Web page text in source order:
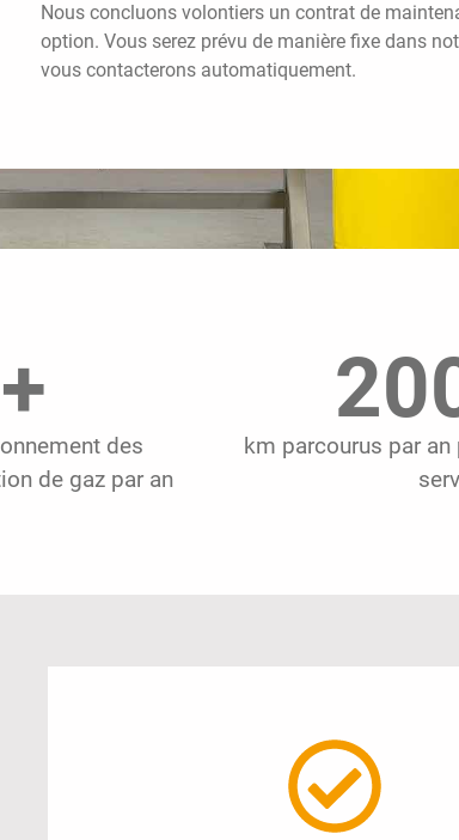
Nous concluons volontiers un contrat de
option. Vous serez prévu de manière fixe dans
vous contacterons automatiquement.
+
des
de gaz par an
km parcourus par